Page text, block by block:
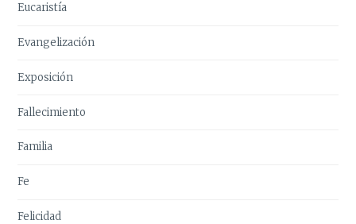
Eucaristía
Evangelización
Exposición
Fallecimiento
Familia
Fe
Felicidad